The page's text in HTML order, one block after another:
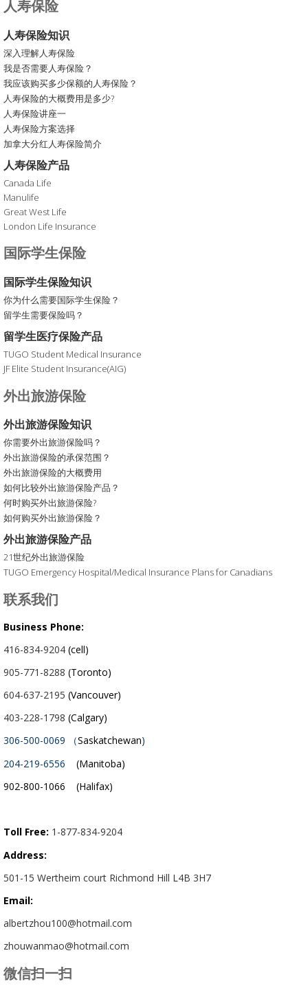
人寿保险
人寿保险知识
深入理解人寿保险
我是否需要人寿保险？
我应该购买多少保额的人寿保险？
人寿保险的大概费用是多少?
人寿保险讲座一
人寿保险方案选择
加拿大分红人寿保险简介
人寿保险产品
Canada Life
Manulife
Great West Life
London Life Insurance
国际学生保险
国际学生保险知识
你为什么需要国际学生保险？
留学生需要保险吗？
留学生医疗保险产品
TUGO Student Medical Insurance
JF Elite Student Insurance(AIG)
外出旅游保险
外出旅游保险知识
你需要外出旅游保险吗？
外出旅游保险的承保范围？
外出旅游保险的大概费用
如何比较外出旅游保险产品？
何时购买外出旅游保险?
如何购买外出旅游保险？
外出旅游保险产品
21世纪外出旅游保险
TUGO Emergency Hospital/Medical Insurance Plans for Canadians
联系我们
Business Phone:
416-834-9204 (cell)
905-771-8288 (Toronto)
604-637-2195 (Vancouver)
403-228-1798 (Calgary)
306-500-0069 （Saskatchewan)
204-219-6556 (Manitoba)
902-800-1066 (Halifax)
Toll Free: 1-877-834-9204
Address:
501-15 Wertheim court Richmond Hill L4B 3H7
Email:
albertzhou100@hotmail.com
zhouwanmao@hotmail.com
微信扫一扫